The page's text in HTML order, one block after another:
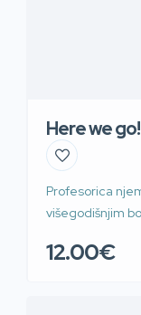
Here we
Profesorica
višegodišnjim
poduku iz
12.00€